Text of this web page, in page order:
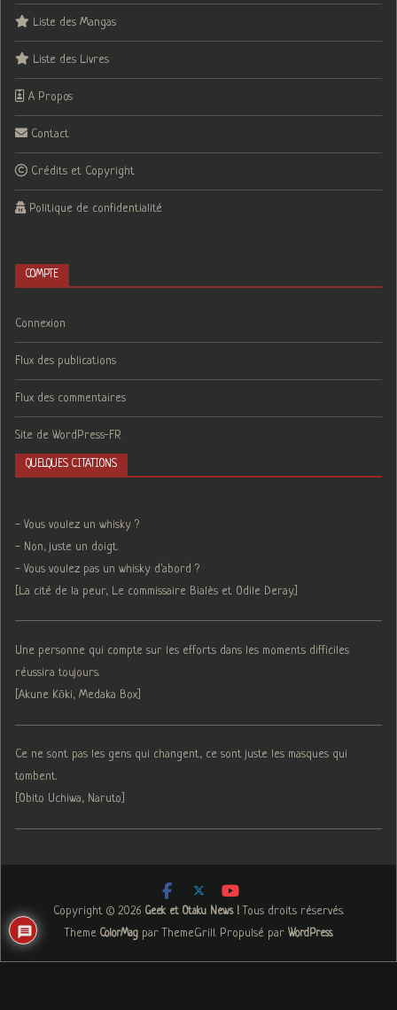
Liste des Mangas
Liste des Livres
A Propos
Contact
Crédits et Copyright
Politique de confidentialité
COMPTE
Connexion
Flux des publications
Flux des commentaires
Site de WordPress-FR
QUELQUES CITATIONS
- Vous voulez un whisky ?
- Non, juste un doigt.
- Vous voulez pas un whisky d'abord ?
[La cité de la peur, Le commissaire Bialès et Odile Deray.]
Une personne qui compte sur les efforts dans les moments difficiles
réussira toujours.
[Akune Kōki, Medaka Box]
Ce ne sont pas les gens qui changent, ce sont juste les masques qui
tombent.
[Obito Uchiwa, Naruto]
Copyright © 2026 Geek et Otaku News !. Tous droits réservés.
Theme ColorMagpar ThemeGrill. Propulsé par WordPress.